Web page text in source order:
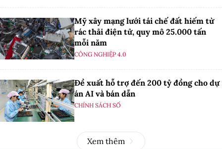
Mỹ xây mạng lưới tái chế đất hiếm từ
rác thải điện tử, quy mô 25.000 tấn
mỗi năm
CÔNG NGHIỆP 4.0
Đề xuất hỗ trợ đến 200 tỷ đồng cho dự
án AI và bán dẫn
CHÍNH SÁCH SỐ
Xem thêm